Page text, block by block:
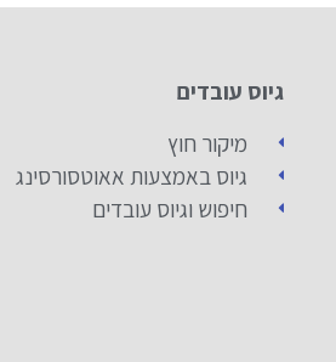
גיוס עובדים
מיקור חוץ
גיוס באמצעות אאוטסורסינג
חיפוש וגיוס עובדים